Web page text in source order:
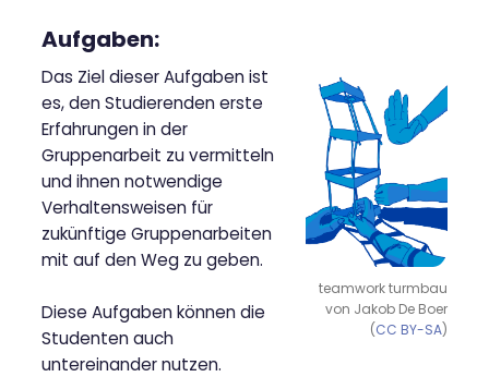
Aufgaben:
Das Ziel dieser Aufgaben ist
es, den Studierenden erste
Erfahrungen in der
Gruppenarbeit zu vermitteln
und ihnen notwendige
Verhaltensweisen für
zukünftige Gruppenarbeiten
mit auf den Weg zu geben.
Diese Aufgaben können die
Studenten auch
untereinander nutzen.
teamwork turmbau
von Jakob De Boer
(CC BY-SA)